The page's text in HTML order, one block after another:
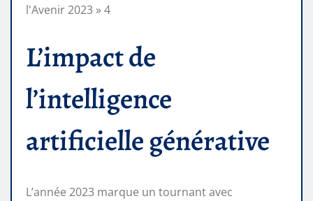
l'Avenir 2023 » 4
L’impact de
l’intelligence
artificielle générative
L’année 2023 marque un tournant avec